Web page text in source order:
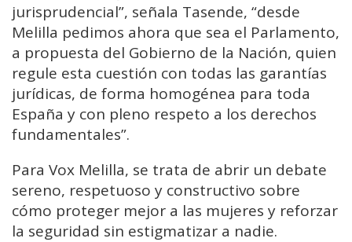
jurisprudencial”, señala Tasende, “desde
Melilla pedimos ahora que sea el Parlamento,
a propuesta del Gobierno de la Nación, quien
regule esta cuestión con todas las garantías
jurídicas, de forma homogénea para toda
España y con pleno respeto a los derechos
fundamentales”.
Para Vox Melilla, se trata de abrir un debate
sereno, respetuoso y constructivo sobre
cómo proteger mejor a las mujeres y reforzar
la seguridad sin estigmatizar a nadie.